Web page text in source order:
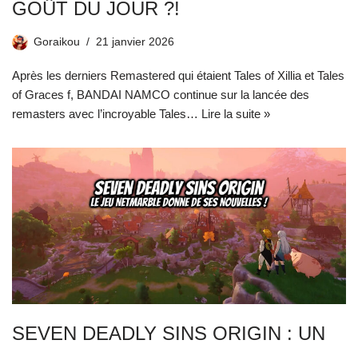
GOÛT DU JOUR ?!
Goraikou 21 janvier 2026
Après les derniers Remastered qui étaient Tales of Xillia et Tales
of Graces f, BANDAI NAMCO continue sur la lancée des
remasters avec l’incroyable Tales… Lire la suite »
SEVEN DEADLY SINS ORIGIN : UN